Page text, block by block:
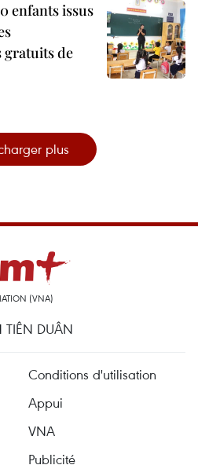
enfants issus
gratuits de
plus
(VNA)
TIÊN DUÂN
Conditions d'utilisation
Appui
VNA
Publicité